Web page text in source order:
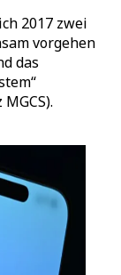
2017 zwei
vorgehen
das